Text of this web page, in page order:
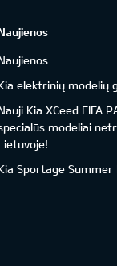
elektrinių modelių
Kia XCeed FIFA
modeliai
Sportage Summer